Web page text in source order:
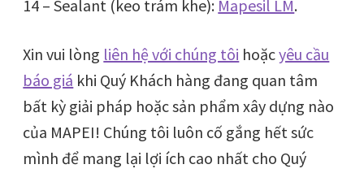
14 – Sealant (keo trám khe): Mapesil LM.
Xin vui lòng liên hệ với chúng tôi hoặcyêu cầu
báo giá khi Quý Khách hàng đang quan tâm
bất kỳ giải pháp hoặc sản phẩm xây dựng nào
của MAPEI! Chúng tôi luôn cố gắng hết sức
mình để mang lại lợi ích cao nhất cho Quý